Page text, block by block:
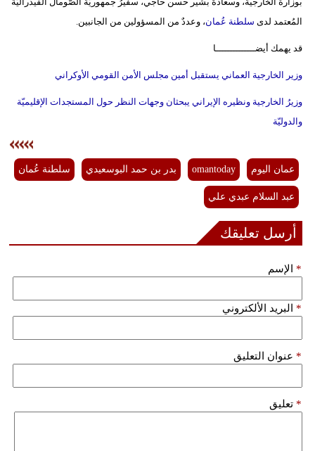
المُعتمد لدى سلطنة عُمان، وعددٌ من المسؤولين من الجانبين.
قد يهمك أيضــــــــــــــا
وزير الخارجية العماني يستقبل أمين مجلس الأمن القومي الأوكراني
وزيرُ الخارجية ونظيره الإيراني يبحثان وجهات النظر حول المستجدات الإقليميّة
والدوليّة
عمان اليوم omantoday بدر بن حمد البوسعيدي سلطنة عُمان
عبد السلام عبدي علي
أرسل تعليقك
الإسم *
البريد الألكتروني *
عنوان التعليق *
تعليق *